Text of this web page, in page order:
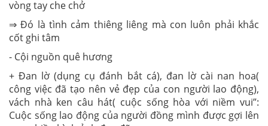
vòng tay che chở
⇒ Đó là tình cảm thiêng liêng mà con luôn phải khắc
cốt ghi tâm
- Cội nguồn quê hương
+ Đan lờ (dụng cụ đánh bắt cá), đan lờ cài nan hoa(
công việc đã tạo nên vẻ đẹp của con người lao động),
vách nhà ken câu hát( cuộc sống hòa với niềm vui”:
Cuộc sống lao động của người đồng mình được gợi lên